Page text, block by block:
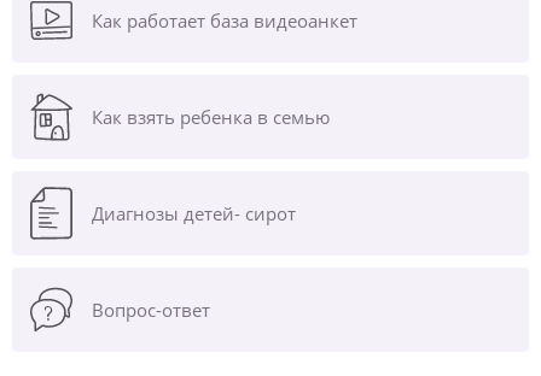
Как работает база видеоанкет
Как взять ребенка в семью
Диагнозы детей- сирот
Вопрос-ответ